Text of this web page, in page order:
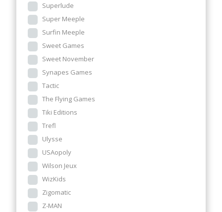
Superlude
Super Meeple
Surfin Meeple
Sweet Games
Sweet November
Synapes Games
Tactic
The Flying Games
Tiki Editions
Trefl
Ulysse
USAopoly
Wilson Jeux
WizKids
Zigomatic
Z-MAN